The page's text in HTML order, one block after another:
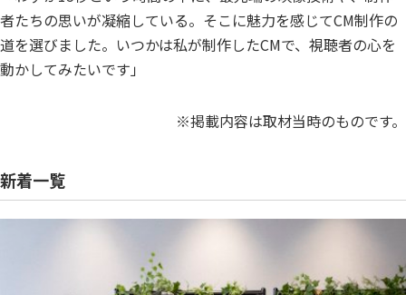
者たちの思いが凝縮している。そこに魅力を感じてCM制作の
道を選びました。いつかは私が制作したCMで、視聴者の心を
動かしてみたいです」
※掲載内容は取材当時のものです。
新着一覧